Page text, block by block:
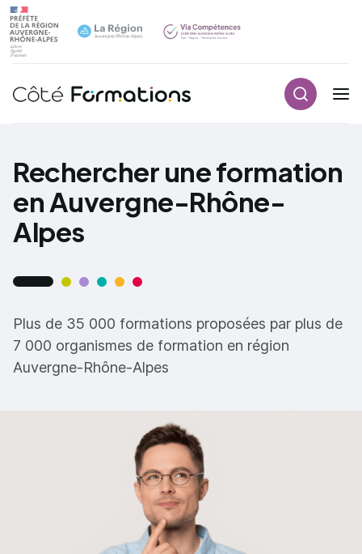
Navigation principale
Rechercher une formation
en Auvergne-Rhône-
Alpes
Plus de 35 000 formations proposées par plus de
7 000 organismes de formation en région
Auvergne-Rhône-Alpes